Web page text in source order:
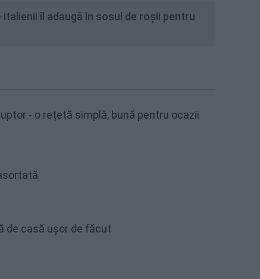
italienii îl adaugă în sosul de roșii pentru
- o rețetă simplă, bună pentru ocazii
de casă ușor de făcut